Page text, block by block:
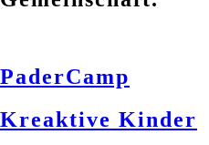
PaderCamp
Kreaktive Kinder